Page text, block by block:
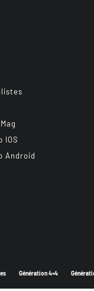
IOS
Android
Génération 4×4